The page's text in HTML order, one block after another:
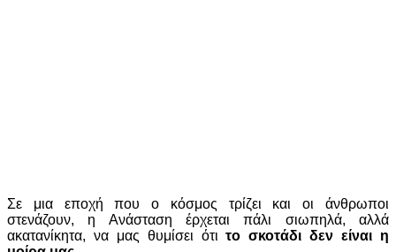
Σε μια εποχή που ο κόσμος τρίζει και οι άνθρωποι
στενάζουν, η Ανάσταση έρχεται πάλι σιωπηλά, αλλά
ακατανίκητα, να μας θυμίσει ότιτο σκοτάδι δεν είναι η